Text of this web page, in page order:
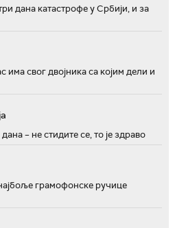
дана катастрофе у Србији, и за
има свог двојника са којим дели и
– не стидите се, то је здраво
грамофонске ручице